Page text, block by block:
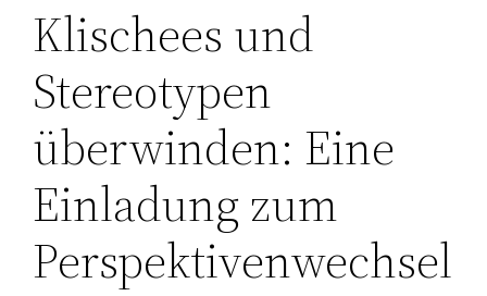
Klischees und
Stereotypen
überwinden: Eine
Einladung zum
Perspektivenwechsel